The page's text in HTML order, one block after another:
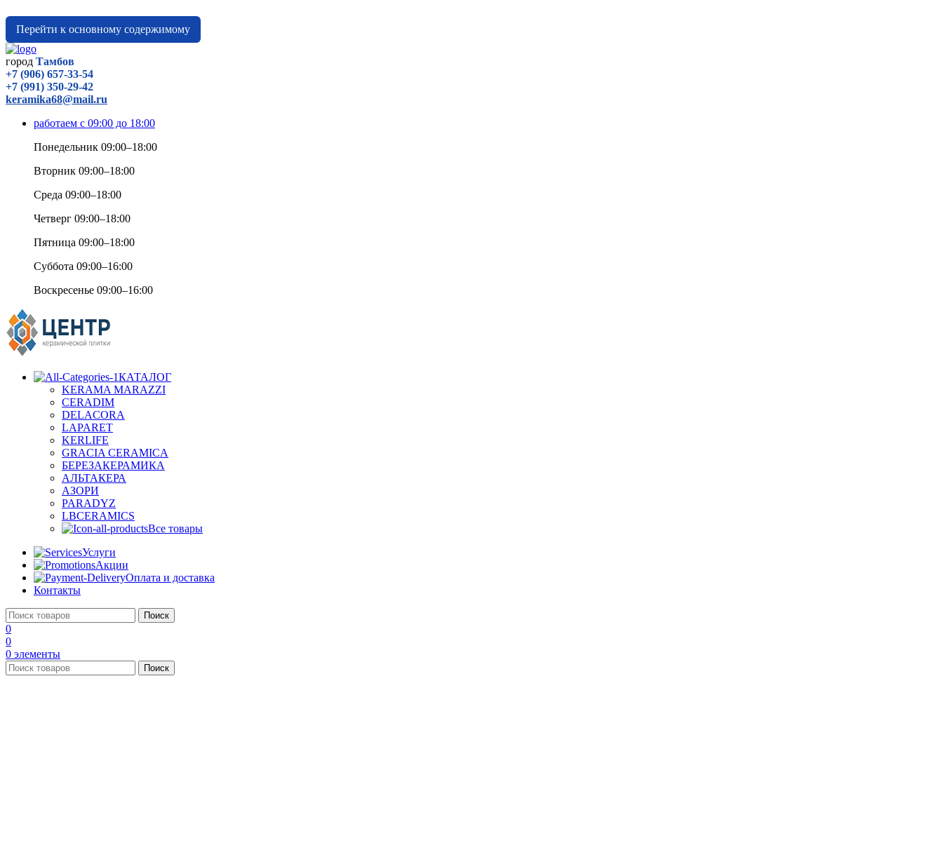
Перейти к основному содержимому
город Тамбов
+7 (906) 657-33-54
+7 (991) 350-29-42
keramika68@mail.ru
работаем с 09:00 до 18:00
Понедельник 09:00–18:00
Вторник 09:00–18:00
Среда 09:00–18:00
Четверг 09:00–18:00
Пятница 09:00–18:00
Суббота 09:00–16:00
Воскресенье 09:00–16:00
КАТАЛОГ
KERAMA MARAZZI
CERADIM
DELACORA
LAPARET
KERLIFE
GRACIA CERAMICA
БЕРЕЗАКЕРАМИКА
АЛЬТАКЕРА
АЗОРИ
PARADYZ
LBCERAMICS
Все товары
Услуги
Акции
Оплата и доставка
Контакты
Поиск
0
0
0 элементы
Поиск